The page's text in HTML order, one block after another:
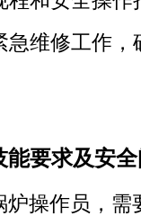
急维修工作
能要求及安
操作员，需